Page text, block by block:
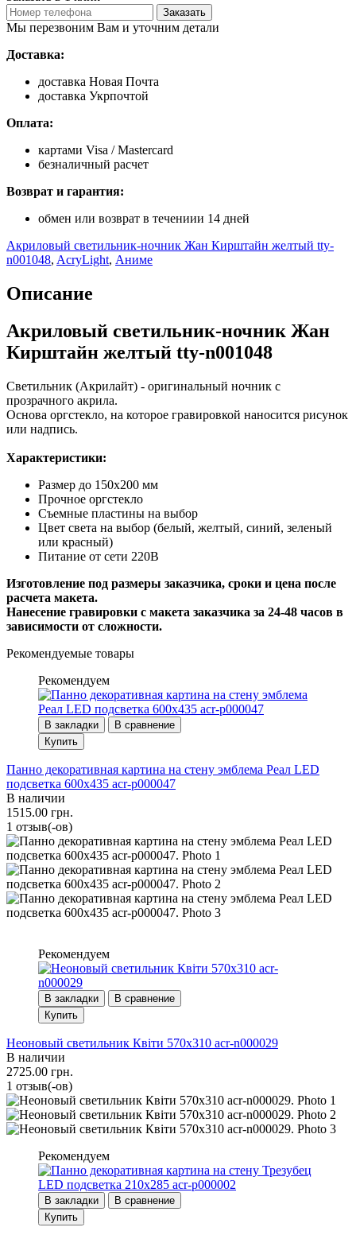
Заказать
Мы перезвоним Вам и уточним детали
Доставка:
доставка Новая Почта
доставка Укрпочтой
Оплата:
картами Visa / Mastercard
безналичный расчет
Возврат и гарантия:
обмен или возврат в течениии 14 дней
Акриловый светильник-ночник Жан Кирштайн желтый tty-
n001048, AcryLight, Аниме
Описание
Акриловый светильник-ночник Жан
Кирштайн желтый tty-n001048
Светильник (Акрилайт) - оригинальный ночник с
прозрачного акрила.
Основа оргстекло, на которое гравировкой наносится рисунок
или надпись.
Характеристики:
Размер до 150х200 мм
Прочное оргстекло
Съемные пластины на выбор
Цвет света на выбор (белый, желтый, синий, зеленый
или красный)
Питание от сети 220В
Изготовление под размеры заказчика, сроки и цена после
расчета макета.
Нанесение гравировки с макета заказчика за 24-48 часов в
зависимости от сложности.
Рекомендуемые товары
Рекомендуем
В закладки
В сравнение
Купить
Панно декоративная картина на стену эмблема Реал LED
подсветка 600х435 acr-p000047
В наличии
1515.00 грн.
1 отзыв(-ов)
Рекомендуем
В закладки
В сравнение
Купить
Неоновый светильник Квіти 570х310 acr-n000029
В наличии
2725.00 грн.
1 отзыв(-ов)
Рекомендуем
В закладки
В сравнение
Купить